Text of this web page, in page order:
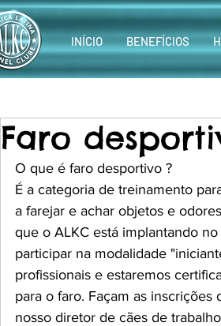
INÍCIO BENEFÍCIOS
Faro
O que é faro desportivo ?
É a categoria de treinamento
a farejar e achar objetos e
que o ALKC está implantando
participar na modalidade
profissionais e estaremos
para o faro. Façam as
nosso diretor de cães de